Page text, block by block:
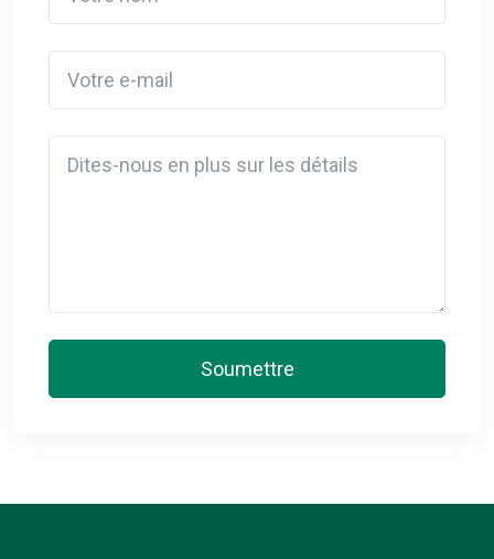
Soumettre